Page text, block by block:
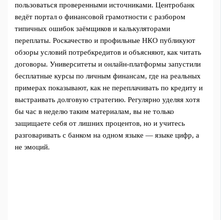
пользоваться проверенными источниками. Центробанк
ведёт портал о финансовой грамотности с разбором
типичных ошибок заёмщиков и калькуляторами
переплаты. Роскачество и профильные НКО публикуют
обзоры условий потребкредитов и объясняют, как читать
договоры. Университеты и онлайн‑платформы запустили
бесплатные курсы по личным финансам, где на реальных
примерах показывают, как не переплачивать по кредиту и
выстраивать долговую стратегию. Регулярно уделяя хотя
бы час в неделю таким материалам, вы не только
защищаете себя от лишних процентов, но и учитесь
разговаривать с банком на одном языке — языке цифр, а
не эмоций.